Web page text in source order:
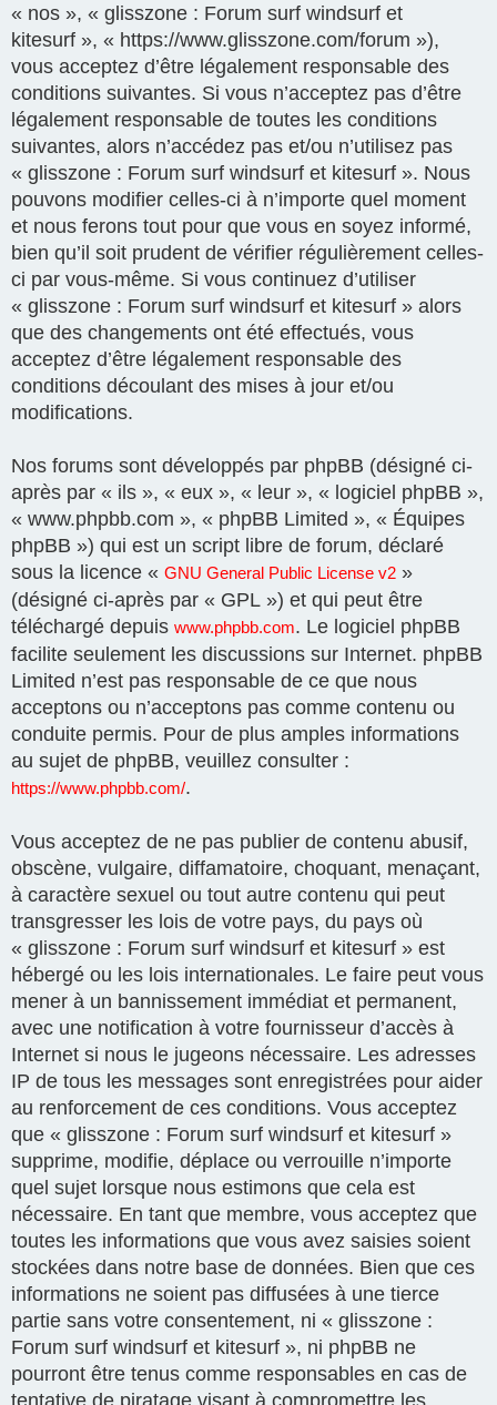
« nos », « glisszone : Forum surf windsurf et
kitesurf », « https://www.glisszone.com/forum »),
vous acceptez d’être légalement responsable des
conditions suivantes. Si vous n’acceptez pas d’être
légalement responsable de toutes les conditions
suivantes, alors n’accédez pas et/ou n’utilisez pas
« glisszone : Forum surf windsurf et kitesurf ». Nous
pouvons modifier celles-ci à n’importe quel moment
et nous ferons tout pour que vous en soyez informé,
bien qu’il soit prudent de vérifier régulièrement celles-
ci par vous-même. Si vous continuez d’utiliser
« glisszone : Forum surf windsurf et kitesurf » alors
que des changements ont été effectués, vous
acceptez d’être légalement responsable des
conditions découlant des mises à jour et/ou
modifications.
Nos forums sont développés par phpBB (désigné ci-
après par « ils », « eux », « leur », « logiciel phpBB »,
« www.phpbb.com », « phpBB Limited », « Équipes
phpBB ») qui est un script libre de forum, déclaré
sous la licence « GNU General Public License v2 »
(désigné ci-après par « GPL ») et qui peut être
téléchargé depuis www.phpbb.com. Le logiciel phpBB
facilite seulement les discussions sur Internet. phpBB
Limited n’est pas responsable de ce que nous
acceptons ou n’acceptons pas comme contenu ou
conduite permis. Pour de plus amples informations
au sujet de phpBB, veuillez consulter :
https://www.phpbb.com/.
Vous acceptez de ne pas publier de contenu abusif,
obscène, vulgaire, diffamatoire, choquant, menaçant,
à caractère sexuel ou tout autre contenu qui peut
transgresser les lois de votre pays, du pays où
« glisszone : Forum surf windsurf et kitesurf » est
hébergé ou les lois internationales. Le faire peut vous
mener à un bannissement immédiat et permanent,
avec une notification à votre fournisseur d’accès à
Internet si nous le jugeons nécessaire. Les adresses
IP de tous les messages sont enregistrées pour aider
au renforcement de ces conditions. Vous acceptez
que « glisszone : Forum surf windsurf et kitesurf »
supprime, modifie, déplace ou verrouille n’importe
quel sujet lorsque nous estimons que cela est
nécessaire. En tant que membre, vous acceptez que
toutes les informations que vous avez saisies soient
stockées dans notre base de données. Bien que ces
informations ne soient pas diffusées à une tierce
partie sans votre consentement, ni « glisszone :
Forum surf windsurf et kitesurf », ni phpBB ne
pourront être tenus comme responsables en cas de